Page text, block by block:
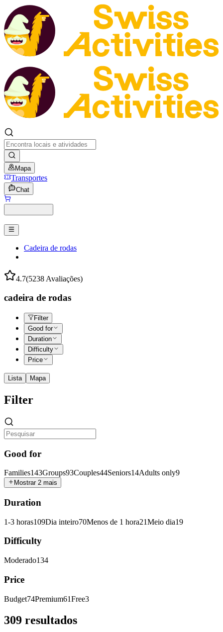
Mapa
Transportes
Chat
Cadeira de rodas
4.7(5238 Avaliações)
cadeira de rodas
Filter
Good for
Duration
Difficulty
Price
Lista Mapa
Filter
Good for
Families143Groups93Couples44Seniors14Adults only9
Mostrar 2 mais
Duration
1-3 horas109Dia inteiro70Menos de 1 hora21Meio dia19
Difficulty
Moderado134
Price
Budget74Premium61Free3
309 resultados